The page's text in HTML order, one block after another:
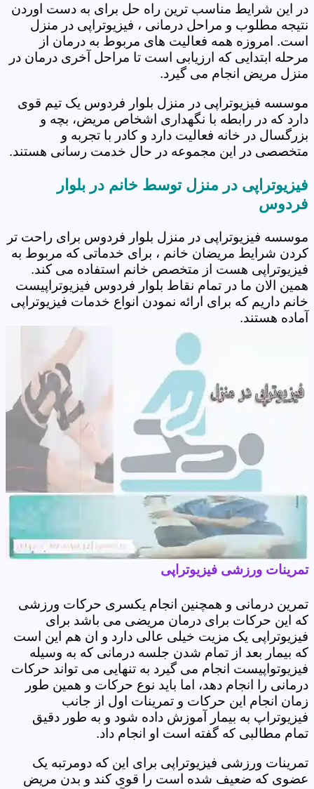
در این شرایط مناسب ترین راه حل برای به دست اوردن
نتیجه مطلوب و مراحل درمانی ، فیزیوتراپی در منزل
است. امروزه همه فعالیت های مربوط به درمان از
مرحله ابتدایی که ارزیابی است تا مراحل آخری درمان در
منزل مریض انجام می گیرد.
موسسه فیزیوتراپی در منزل بلوار فردوس یک تیم قوی
دارد که در رابطه با نگهداری اشخاص مریض، بچه و
بزرگسال در خانه فعالیت دارد و کادر با تجربه و
متخصصی در این مجموعه در حال خدمت رسانی هستند.
فیزیوتراپی در منزل توسط خانم در بلوار
فردوس
موسسه فیزیوتراپی در منزل بلوار فردوس برای راحت تر
کردن شرایط مریضان خانم ، برای خدماتی که مربوط به
فیزیوتراپی هست از متخصص خانم استفاده می کند.
همین الان ما در تمام نقاط بلوار فردوس فیزیوتراپیست
خانم داریم که برای ارائه نمودن انواع خدمات فیزیوتراپی
آماده هستند.
تمرینات ورزشی فیزیوتراپی
تمرین درمانی و همچنین انجام یکسری حرکات ورزشی
که این حرکات برای درمان مریضی می باشد برای
فیزیوتراپی یک مزیت خیلی عالی دارد و ان هم این است
که بیمار بعد از تمام شدن جلسه درمانی که به وسیله
فیزیوتواپیست انجام می گیرد به تنهایی می تواند حرکات
درمانی را انجام دهد، اما باید نوع حرکات و همین طور
زمان انجام این حرکات و تمرینات اول از جانب
فیزیوتراپ به بیمار آموزش داده شود و به طور دقیق
تمام مطالبی که گفته است او انجام داد.
تمرینات ورزشی فیزیوتراپی برای این که دومرتبه یک
عضوی که ضعیف شده است را قوی کند و بدن مریض